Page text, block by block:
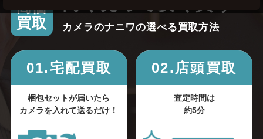
高価
買取
高く売って安く買う！
カメラのナニワの選べる買取方法
01.宅配買取
梱包セットが届いたら
カメラを入れて送るだけ！
02.店頭買取
査定時間は
約5分